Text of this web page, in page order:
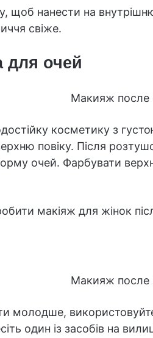
щоб нанести на внутрішню
свіже.
для очей
косметику з
повіку. Після
очей. Фарбувати
макіяж для жінок
молодше, використовуйте
один із засобів на